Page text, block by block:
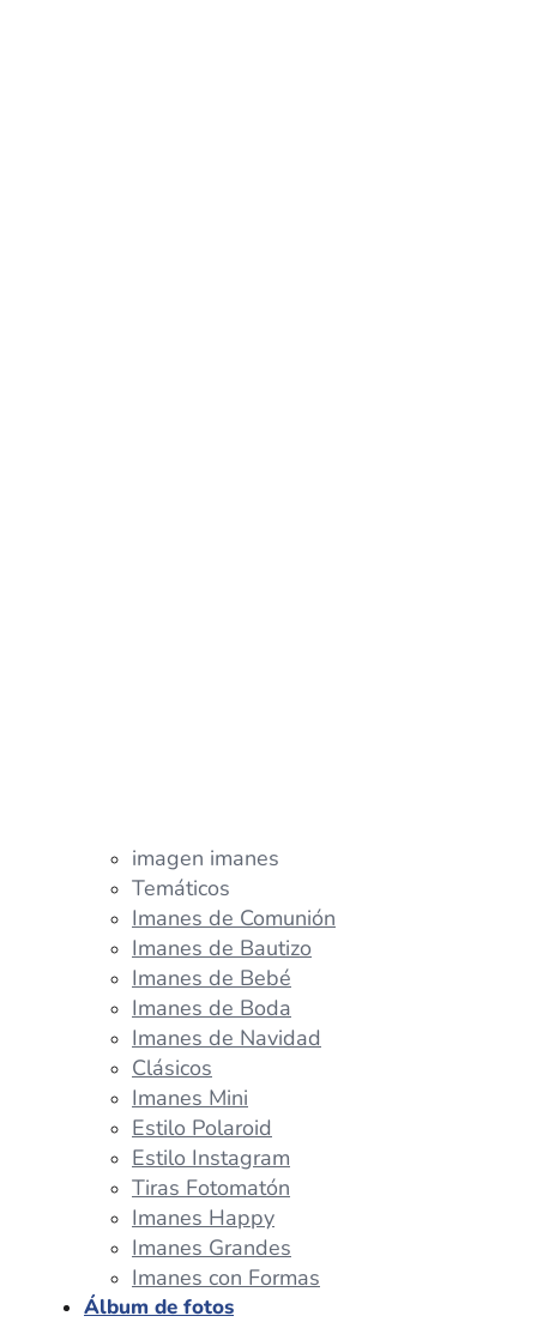
imagen imanes
Temáticos
Imanes de Comunión
Imanes de Bautizo
Imanes de Bebé
Imanes de Boda
Imanes de Navidad
Clásicos
Imanes Mini
Estilo Polaroid
Estilo Instagram
Tiras Fotomatón
Imanes Happy
Imanes Grandes
Imanes con Formas
Álbum de fotos